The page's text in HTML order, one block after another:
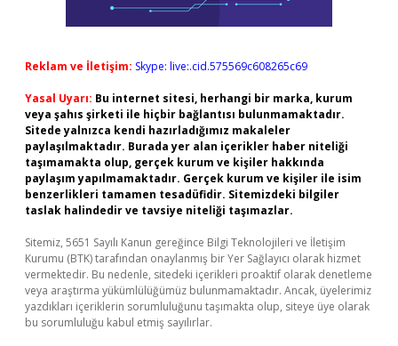
Reklam ve İletişim: Skype: live:.cid.575569c608265c69
Yasal Uyarı: Bu internet sitesi, herhangi bir marka, kurum
veya şahıs şirketi ile hiçbir bağlantısı bulunmamaktadır.
Sitede yalnızca kendi hazırladığımız makaleler
paylaşılmaktadır. Burada yer alan içerikler haber niteliği
taşımamakta olup, gerçek kurum ve kişiler hakkında
paylaşım yapılmamaktadır. Gerçek kurum ve kişiler ile isim
benzerlikleri tamamen tesadüfidir. Sitemizdeki bilgiler
taslak halindedir ve tavsiye niteliği taşımazlar.
Sitemiz, 5651 Sayılı Kanun gereğince Bilgi Teknolojileri ve İletişim
Kurumu (BTK) tarafından onaylanmış bir Yer Sağlayıcı olarak hizmet
vermektedir. Bu nedenle, sitedeki içerikleri proaktif olarak denetleme
veya araştırma yükümlülüğümüz bulunmamaktadır. Ancak, üyelerimiz
yazdıkları içeriklerin sorumluluğunu taşımakta olup, siteye üye olarak
bu sorumluluğu kabul etmiş sayılırlar.